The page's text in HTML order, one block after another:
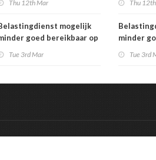
Thu 12th Mar
mogelijk
goed bereikbaar op
Tue 3rd Mar
Thu
minder
Tue 3rd